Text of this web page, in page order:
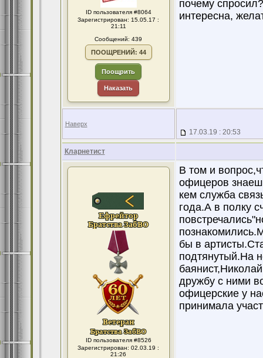
ID пользователя #8064
Зарегистрирован: 15.05.17 :
21:11
Сообщений: 439
ПООЩРЕНИЙ: 44
Поощрить
Наказать
почему
интересна,
Наверх
17.03.19 : 20:53
Кларнетист
ID пользователя #8526
Зарегистрирован: 02.03.19 :
21:26
В том и
офицеров
кем служба
года.А в полку
бы в
подтянутый.На
дружбу с ними
офицерские у
принимала